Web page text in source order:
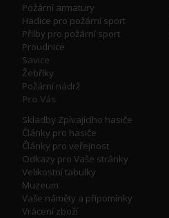
Požární armatury
Hadice pro požární sport
Přilby pro požární sport
Proudnice
Savice
Žebříky
Požární nádrž
Pro Vás
Skladby Zpívajícího hasiče
Články pro hasiče
Články pro veřejnost
Odkazy pro Vaše stránky
Velikostní tabulky
Muzeum
Vaše náměty a přípomínky
Vrácení zboží